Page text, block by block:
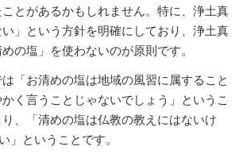
とがあるかもしれません。特に、浄土真
」という方針を明確にしており、浄土真
の塩」を使わないのが原則です。
「お清めの塩は地域の風習に属すること
く言うことじゃないでしょう」というこ
、「清めの塩は仏教の教えにはないけ
」ということです。